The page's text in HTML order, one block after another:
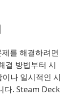
를 해결하려면
결 방법부터 시
나 일시적인 시
다. Steam Deck